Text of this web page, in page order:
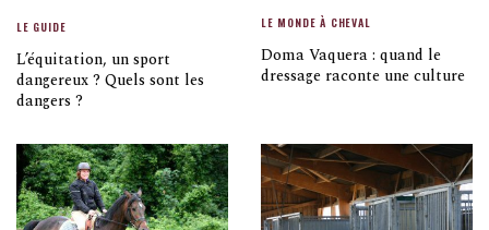
LE GUIDE
L’équitation, un sport
dangereux ? Quels sont les
dangers ?
LE MONDE À CHEVAL
Doma Vaquera : quand le
dressage raconte une culture